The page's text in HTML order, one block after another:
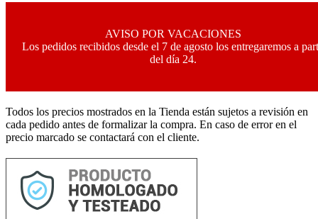
AVISO POR VACACIONES
Los pedidos recibidos desde el 7 de agosto los entregaremos a
del día 24.
Todos los precios mostrados en la Tienda están sujetos a revisión en
cada pedido antes de formalizar la compra. En caso de error en el
precio marcado se contactará con el cliente.